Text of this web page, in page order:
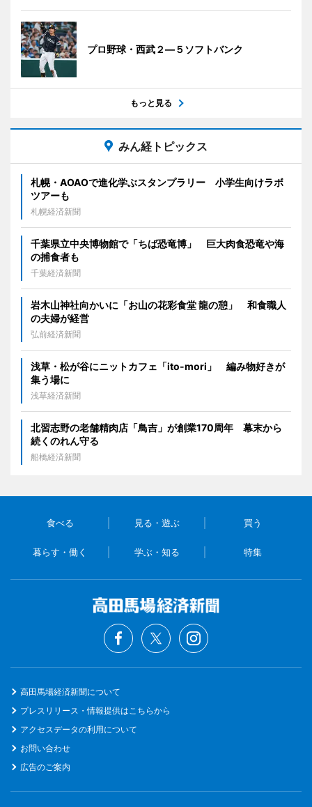
プロ野球・西武２―５ソフトバンク
もっと見る
みん経トピックス
札幌・AOAOで進化学ぶスタンプラリー 小学生向けラボ
ツアーも
札幌経済新聞
千葉県立中央博物館で「ちば恐竜博」 巨大肉食恐竜や海
の捕食者も
千葉経済新聞
岩木山神社向かいに「お山の花彩食堂 龍の憩」 和食職人
の夫婦が経営
弘前経済新聞
浅草・松が谷にニットカフェ「ito-mori」 編み物好きが
集う場に
浅草経済新聞
北習志野の老舗精肉店「鳥吉」が創業170周年 幕末から
続くのれん守る
船橋経済新聞
食べる 見る・遊ぶ 買う
暮らす・働く 学ぶ・知る 特集
高田馬場経済新聞について
プレスリリース・情報提供はこちらから
アクセスデータの利用について
お問い合わせ
広告のご案内